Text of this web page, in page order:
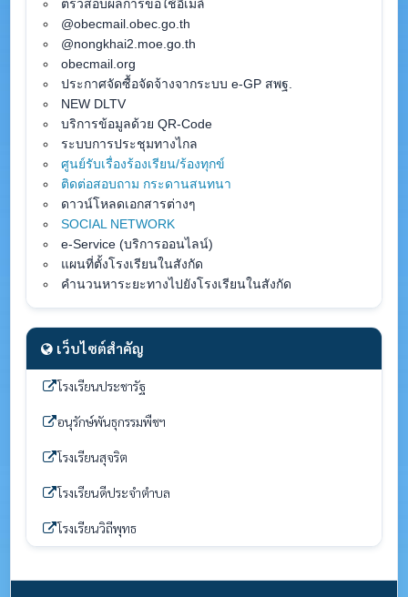
ตรวสอบผลการขอใช้อีเมล์
@obecmail.obec.go.th
@nongkhai2.moe.go.th
obecmail.org
ประกาศจัดซื้อจัดจ้างจากระบบ e-GP สพฐ.
NEW DLTV
บริการข้อมูลด้วย QR-Code
ระบบการประชุมทางไกล
ศูนย์รับเรื่องร้องเรียน/ร้องทุกข์
ติดต่อสอบถาม กระดานสนทนา
ดาวน์โหลดเอกสารต่างๆ
SOCIAL NETWORK
e-Service (บริการออนไลน์)
แผนที่ตั้งโรงเรียนในสังกัด
คำนวนหาระยะทางไปยังโรงเรียนในสังกัด
เว็บไซต์สำคัญ
โรงเรียนประชารัฐ
อนุรักษ์พันธุกรรมพืชฯ
โรงเรียนสุจริต
โรงเรียนดีประจำตำบล
โรงเรียนวิถีพุทธ